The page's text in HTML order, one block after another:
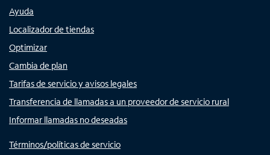
Ayuda
Localizador de tiendas
Optimizar
Cambia de plan
Tarifas de servicio y avisos legales
Transferencia de llamadas a un proveedor de servicio rural
Informar llamadas no deseadas
Términos/políticas de servicio